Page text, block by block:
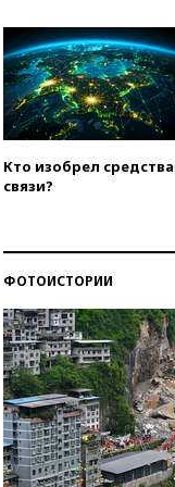
Кто изобрел средства
связи?
ФОТОИСТОРИИ